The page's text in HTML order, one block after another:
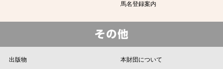
馬名登録案内
出版物 本財団について